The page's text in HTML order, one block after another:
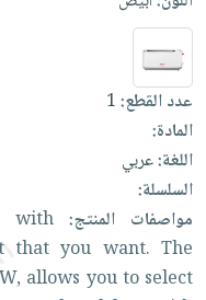
العناية
بالأسنان
الحمية
والتغذية
أدوات
المائدة
الأوعية
والتخزين
أدوات
المطبخ
الأكثر
مبيعاً
العودة
للمدارس
اكسسوارات
كتب
اكسسوارات
منزلية
اكسسوارات
شحن
مجاني
بنود
مختارةاشتراكات
كل
الاشتراكات
صندوق
القراءة
بحث
متقدم
نيل
عدد القطع:1
المادة:
اللغة:عربي
السلسلة:
مواصفات المنتج: with
thatyou want.The
allows youto select